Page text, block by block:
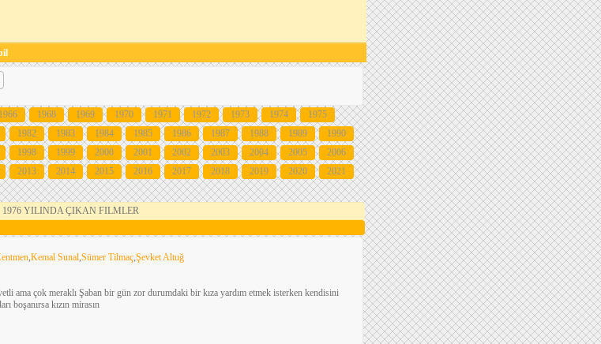
1966 1968 1969 1970 1971 1972 1973 1974
1975
1982 1983 1984 1985 1986 1987 1988 1989
1990
1998 1999 2000 2001 2002 2003 2004 2005
2006
2013 2014 2015 2016 2017 2018 2019 2020
2021
1976 YILINDA ÇIKAN FILMLER
,Kemal Sunal,Sümer Tilmaç,Şevket Altuğ
ama çok meraklı Şaban bir gün zor durumdaki bir kıza yardım etmek isterken kendisini
boşanırsa kızın mirasın